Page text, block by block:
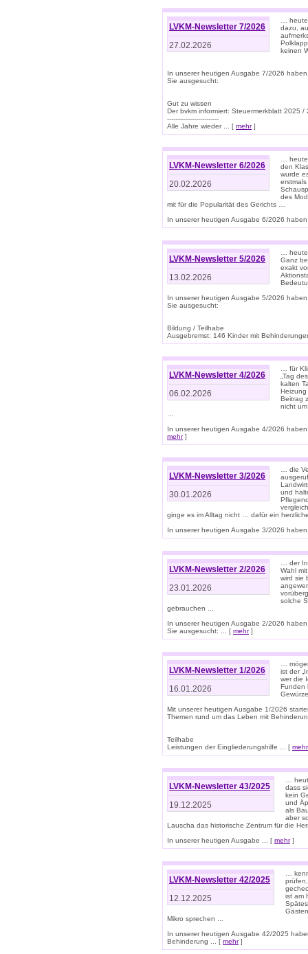
LVKM-Newsletter 7/2026
27.02.2026
…
dazu,
keinen
In unserer heutigen Ausgabe 7/2026
Sie ausgesucht:
Gut zu wissen
Der bvkm informiert: Steuermerkblatt 2025 /
-------------------------
Alle Jahre wieder ... [ mehr]
LVKM-Newsletter 6/2026
20.02.2026
…
den
wurde
des
mit für die Popularität des Gerichts …
In unserer heutigen Ausgabe 6/2026
LVKM-Newsletter 5/2026
13.02.2026
…
Ganz
exakt
In unserer heutigen Ausgabe 5/2026
Sie ausgesucht:
Bildung / Teilhabe
Ausgebremst: 146 Kinder mit
LVKM-Newsletter 4/2026
06.02.2026
… für
„Tag
kalten
Beitrag
nicht
In unserer heutigen Ausgabe 4/2026
mehr]
LVKM-Newsletter 3/2026
30.01.2026
… die
und
ginge es im Alltag nicht … dafür ein
In unserer heutigen Ausgabe 3/2026
LVKM-Newsletter 2/2026
23.01.2026
… der
Wahl
wird sie
solche
gebrauchen ...
In unserer heutigen Ausgabe 2/2026
Sie ausgesucht: ... [ mehr]
LVKM-Newsletter 1/2026
16.01.2026
…
ist der
wer die
Funden
Mit unserer heutigen Ausgabe 1/2026
Themen rund um das Leben mit
Teilhabe
Leistungen der Eingliederungshilfe ... [ mehr
LVKM-Newsletter 43/2025
19.12.2025
…
dass
kein
und
als
aber
Lauscha das historische Zentrum für die
In unserer heutigen Ausgabe ... [ mehr]
LVKM-Newsletter 42/2025
12.12.2025
…
ist am
Mikro sprechen ...
In unserer heutigen Ausgabe 42/2025
Behinderung ... [ mehr]